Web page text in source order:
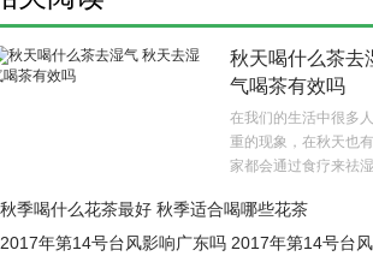
秋天喝什么茶去
气喝茶有效吗
在我们的生活中很多
重的现象，在秋天也
家都会通过食疗来祛
秋季喝什么花茶最好 秋季适合喝哪些花茶
2017年第14号台风影响广东吗 2017年第14号台